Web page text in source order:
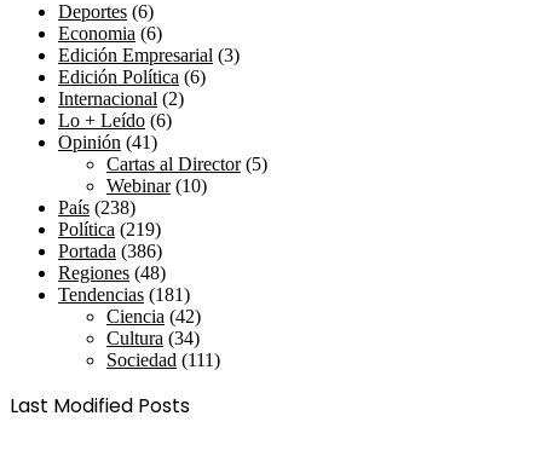
Deportes (6)
Economia (6)
Edición Empresarial (3)
Edición Política (6)
Internacional (2)
Lo + Leído (6)
Opinión (41)
Cartas al Director(5)
Webinar(10)
País (238)
Política (219)
Portada (386)
Regiones (48)
Tendencias (181)
Ciencia (42)
Cultura (34)
Sociedad (111)
Last Modified Posts